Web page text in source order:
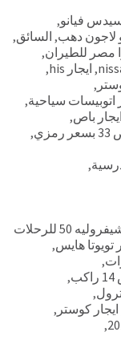
فيانو,
لاجون دهب, السائق,
مصر للطيران,
, ايجار his
,
,
اتوبيسات سياحية,
ايجار باص,
,
,
50 للرحلات
تويوتا هايس,
,
,
,
ايجار كوستر ,
,